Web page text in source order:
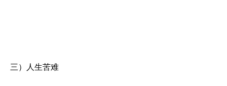
三）人生苦难